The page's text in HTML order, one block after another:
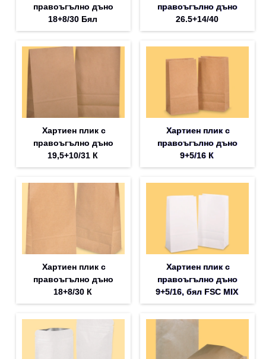
правоъгълно дъно
18+8/30 Бял
правоъгълно дъно
26.5+14/40
Хартиен плик с
правоъгълно дъно
19,5+10/31 К
Хартиен плик с
правоъгълно дъно
9+5/16 К
Хартиен плик с
правоъгълно дъно
18+8/30 К
Хартиен плик с
правоъгълно дъно
9+5/16, бял FSC MIX